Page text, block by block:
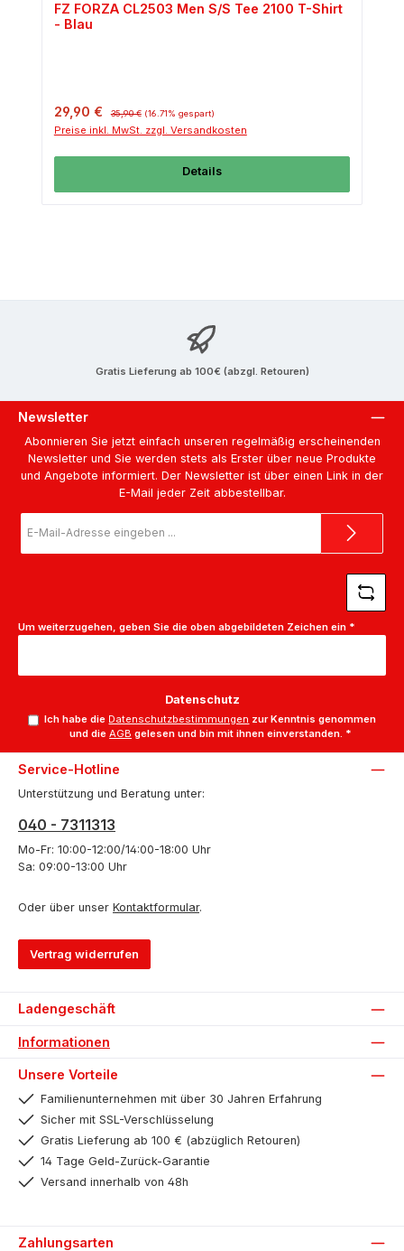
FZ FORZA CL2503 Men S/S Tee 2100 T-Shirt
- Blau
Verkaufspreis:
29,90 € Regulärer Preis:
35,90 € (16.71% gespart)
Preise inkl. MwSt. zzgl. Versandkosten
Details
Gratis Lieferung ab 100€ (abzgl. Retouren)
Newsletter
Abonnieren Sie jetzt einfach unseren regelmäßig erscheinenden
Newsletter und Sie werden stets als Erster über neue Produkte
und Angebote informiert. Der Newsletter ist über einen Link in der
E-Mail jeder Zeit abbestellbar.
Mail-
Um weiterzugehen, geben Sie die oben abgebildeten Zeichen ein *
Datenschutz
Ich habe die Datenschutzbestimmungen zur Kenntnis genommen
und dieAGB gelesen und bin mit ihnen einverstanden. *
Service-Hotline
Unterstützung und Beratung unter:
040 - 7311313
Mo-Fr: 10:00-12:00/14:00-18:00 Uhr
Sa: 09:00-13:00 Uhr
Oder über unser Kontaktformular.
Vertrag widerrufen
Ladengeschäft
Informationen
Unsere Vorteile
Familienunternehmen mit über 30 Jahren Erfahrung
Sicher mit SSL-Verschlüsselung
Gratis Lieferung ab 100 € (abzüglich Retouren)
14 Tage Geld-Zurück-Garantie
Versand innerhalb von 48h
Zahlungsarten